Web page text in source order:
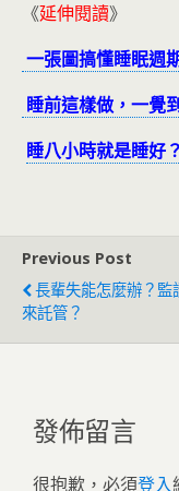
《延伸閱讀》
一張圖搞懂睡眠週
睡前這樣做，一覺
睡八小時就是睡好？
Previous Post
長輩失能怎麼辦？監
來託管？
發佈留言
很抱歉，必須登入